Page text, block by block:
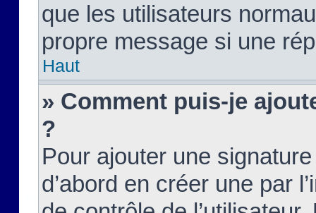
que les utilisateurs
propre message si une
Haut
» Comment puis-je
?
Pour ajouter une
d’abord en créer une par